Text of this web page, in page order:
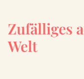
Zufälliges
Welt